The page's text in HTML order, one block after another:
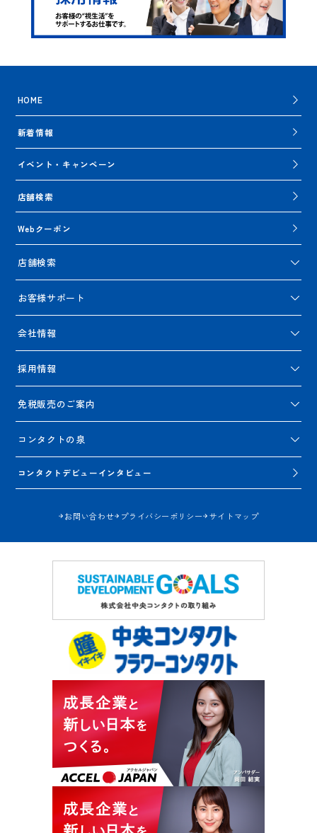
HOME
新着情報
イベント・キャンペーン
店舗検索
Webクーポン
店舗検索
お客様サポート
会社情報
採用情報
免税販売のご案内
コンタクトの泉
コンタクトデビューインタビュー
お問い合わせ プライバシーポリシー サイトマップ